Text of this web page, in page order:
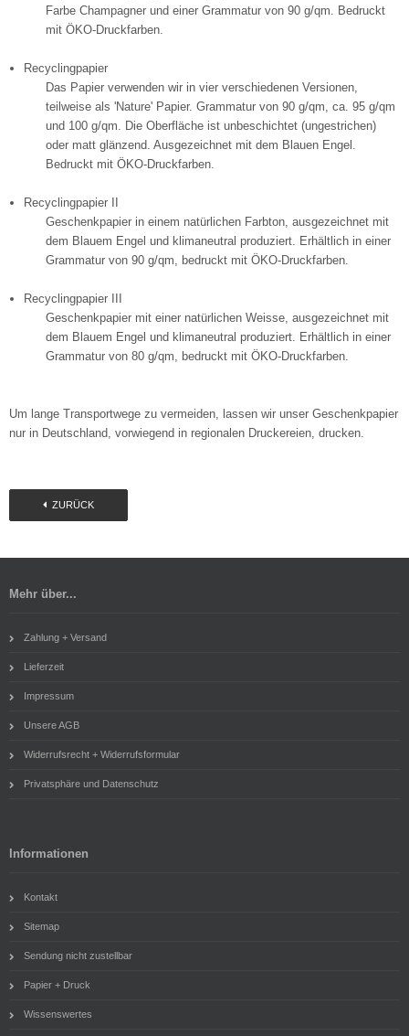
Farbe Champagner und einer Grammatur von 90 g/qm. Bedruckt
mit ÖKO-Druckfarben.
Recyclingpapier
Das Papier verwenden wir in vier verschiedenen Versionen,
teilweise als 'Nature' Papier. Grammatur von 90 g/qm, ca. 95 g/qm
und 100 g/qm. Die Oberfläche ist unbeschichtet (ungestrichen)
oder matt glänzend. Ausgezeichnet mit dem Blauen Engel.
Bedruckt mit ÖKO-Druckfarben.
Recyclingpapier II
Geschenkpapier in einem natürlichen Farbton, ausgezeichnet mit
dem Blauem Engel und klimaneutral produziert. Erhältlich in einer
Grammatur von 90 g/qm, bedruckt mit ÖKO-Druckfarben.
Recyclingpapier III
Geschenkpapier mit einer natürlichen Weisse, ausgezeichnet mit
dem Blauem Engel und klimaneutral produziert. Erhältlich in einer
Grammatur von 80 g/qm, bedruckt mit ÖKO-Druckfarben.
Um lange Transportwege zu vermeiden, lassen wir unser Geschenkpapier
nur in Deutschland, vorwiegend in regionalen Druckereien, drucken.
ZURÜCK
Mehr über...
Zahlung + Versand
Lieferzeit
Impressum
Unsere AGB
Widerrufsrecht + Widerrufsformular
Privatsphäre und Datenschutz
Informationen
Kontakt
Sitemap
Sendung nicht zustellbar
Papier + Druck
Wissenswertes